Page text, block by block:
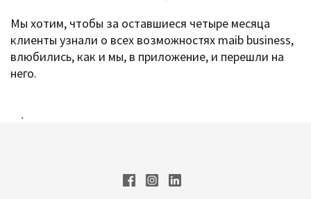
Мы хотим, чтобы за оставшиеся четыре месяца
клиенты узнали о всех возможностях maib business,
влюбились, как и мы, в приложение, и перешли на
него.
.